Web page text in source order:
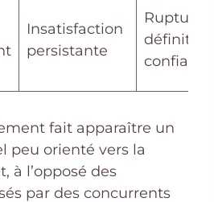
Insatisfaction
persistante
Rupture
définitive
confiance
fait apparaître un
peu orienté vers la
à l’opposé des
par des concurrents